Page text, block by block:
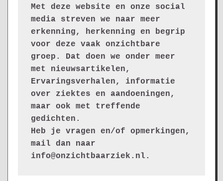
Met deze website en onze social
media streven we naar meer
erkenning, herkenning en begrip
voor deze vaak onzichtbare
groep. Dat doen we onder meer
met nieuwsartikelen,
Ervaringsverhalen, informatie
over ziektes en aandoeningen,
maar ook met treffende
gedichten.
Heb je vragen en/of opmerkingen,
mail dan naar
info@onzichtbaarziek.nl.